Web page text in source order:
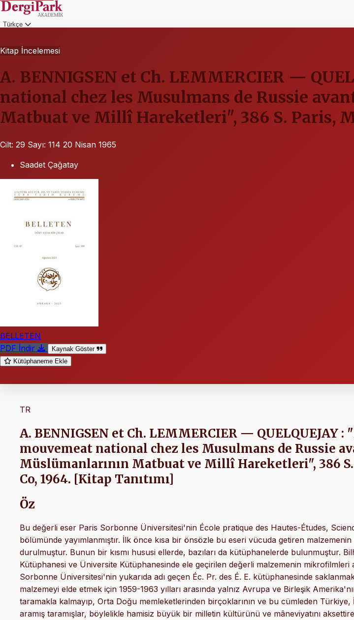
Türkçe
Kitap İncelemesi
A. BENNIGSEN et Ch. LEMMERCIER —
national chez les Musulmans de Russie
Matbuat ve Millî Hareketleri", 386 S. Paris,
Cilt: 29 Sayı: 114 20 Nisan 1965
Saadet Çağatay
BELLETEN
PDF İndir
Kaynak Göster
Kütüphaneme Ekle
TR
A. BENNIGSEN et Ch. LEMMERCIER — QUELQUEJAY :
mouvemeat national chez les Musulmans de Russie
Müslümanlarının Matbuat ve Millî Hareketleri", 386
Co, 1964. [Kitap Tanıtımı]
Öz
Bu değerli eser Paris Sorbonne Üniversitesi'nin École pratique des Hautes-Études,
bölümünde yayımlanmıştır. İlk önce kısa bir önsözle bu eseri vücuda getiren
durulmuştur. Bunun bir kısmı hususi ellerde, bazıları da kütüphanelerde bulunmuştur.
Kütüphanesi ve Üniversite Kütüphanesinde ele geçirilen değerli malzemenin mikrofilmleri
Sorbonne Üniversitesi'nin yukarıda adı geçen Éc. Pr. des É. E. kütüphanesinde
malzemeyi elde etmek için 1959-1963 yılları arasında yalnız Avrupa ve Birleşik
taramakla kalmayıp, Orta Doğu memleketlerinden birçoklarının ve bu cümleden Türkiye,
aramış taramışlar, böylelikle hamisiz büyük bir milletin kültürünü ve mâneviyatını